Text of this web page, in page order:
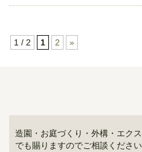
1 / 2 1 2 »
造園・お庭づくり・外構・エク
でも賜りますのでご相談くださ